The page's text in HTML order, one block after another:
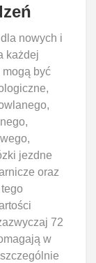
nowych i
każdej
mogą być
jezdne
oraz
72
w